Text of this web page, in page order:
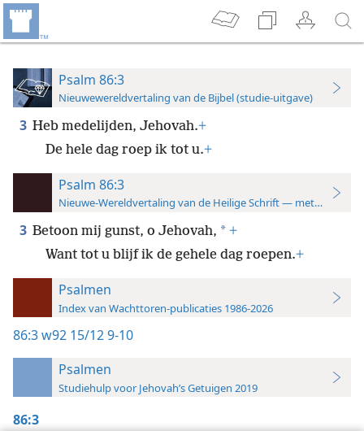
Psalm 86:3
Nieuwewereldvertaling van de Bijbel (studie-uitgave)
3 Heb medelijden, Jehovah.+
De hele dag roep ik tot u.+
Psalm 86:3
Nieuwe-Wereldvertaling van de Heilige Schrift — met
3 Betoon mij gunst, o Jehovah, * +
Want tot u blijf ik de gehele dag roepen.+
Psalmen
Index van Wachttoren-publicaties 1986-2026
86:3w92 15/12 9-10
Psalmen
Studiehulp voor Jehovah’s Getuigen 2019
86:3